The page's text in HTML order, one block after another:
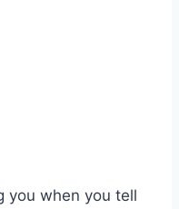
you when you tell